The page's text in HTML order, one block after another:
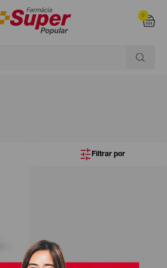
0
Filtrar por